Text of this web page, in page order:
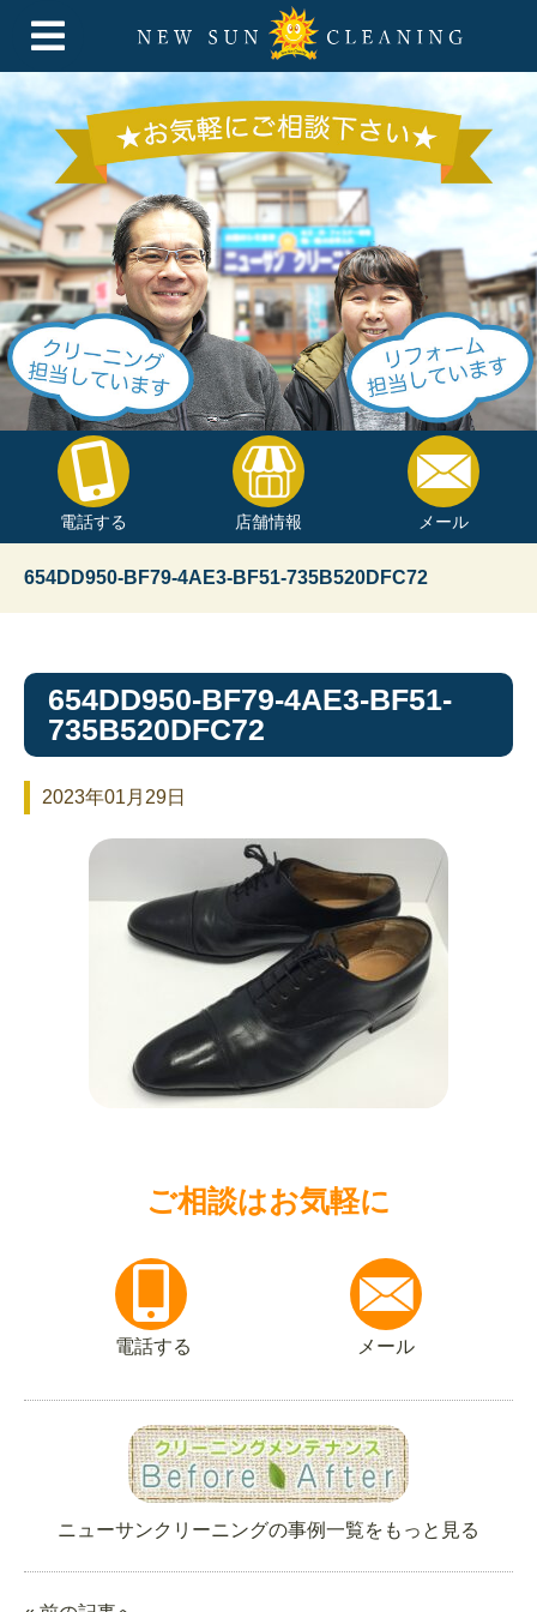
電話する 店舗情報 メール
654DD950-BF79-4AE3-BF51-735B520DFC72
654DD950-BF79-4AE3-BF51-
735B520DFC72
2023年01月29日
ご相談はお気軽に
電話する メール
ニューサンクリーニングの事例一覧をもっと見る